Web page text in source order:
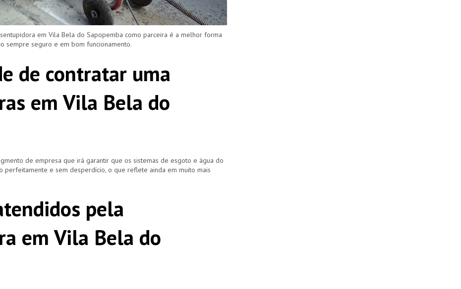
em Vila Bela do Sapopemba como parceira é a melhor forma
sempre seguro e em bom funcionamento.
de contratar uma
em Vila Bela do
de empresa que irá garantir que os sistemas de esgoto e água do
perfeitamente e sem desperdício, o que reflete ainda em muito mais
pela
em Vila Bela do